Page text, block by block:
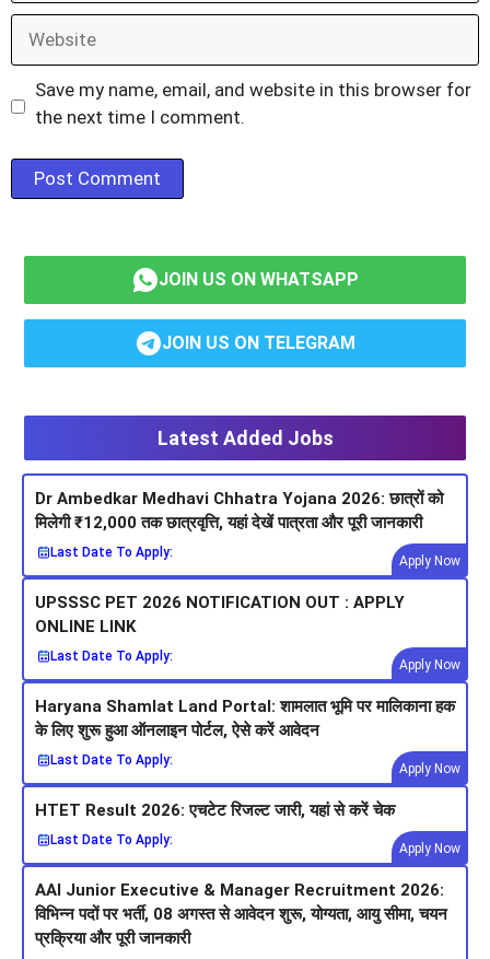
Save my name, email, and website in this browser for
the next time I comment.
JOIN US ON WHATSAPP
JOIN US ON TELEGRAM
Latest Added Jobs
Dr Ambedkar Medhavi Chhatra Yojana 2026: छात्रों को
मिलेगी ₹12,000 तक छात्रवृत्ति, यहां देखें पात्रता और पूरी जानकारी
Last Date To Apply:
Apply Now
UPSSSC PET 2026 NOTIFICATION OUT : APPLY
ONLINE LINK
Last Date To Apply:
Apply Now
Haryana Shamlat Land Portal: शामलात भूमि पर मालिकाना हक
के लिए शुरू हुआ ऑनलाइन पोर्टल, ऐसे करें आवेदन
Last Date To Apply:
Apply Now
HTET Result 2026: एचटेट रिजल्ट जारी, यहां से करें चेक
Last Date To Apply:
Apply Now
AAI Junior Executive & Manager Recruitment 2026:
विभिन्न पदों पर भर्ती, 08 अगस्त से आवेदन शुरू, योग्यता, आयु सीमा, चयन
प्रक्रिया और पूरी जानकारी